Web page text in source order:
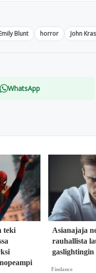
Blunt horror John
WhatsApp
teki
Asianajaja
rauhallista
Findance